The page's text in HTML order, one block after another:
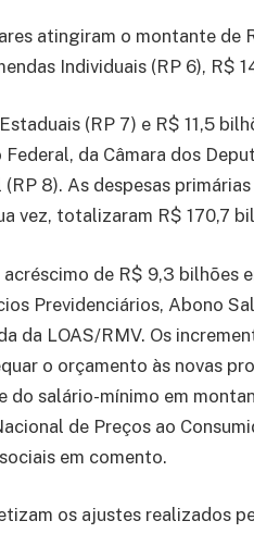
atingiram o montante de
Individuais (RP 6), R$
(RP 7) e R$ 11,5
da Câmara dos
8). As despesas
vez, totalizaram R$ 170,7
acréscimo de R$ 9,3 bilhões
Previdenciários, Abono
da LOAS/RMV. Os
o orçamento às novas
do salário-mínimo em
de Preços ao
em comento.
os ajustes realizados